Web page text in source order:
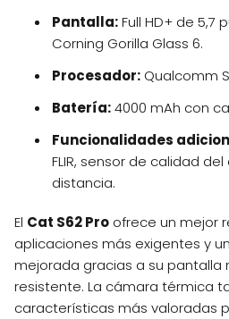
Pantalla:Full HD+ de 5,7
Corning Gorilla Glass 6.
Procesador: Qualcomm
Batería:4000 mAh con
Funcionalidades
FLIR, sensor de calidad
distancia.
El Cat S62 Pro ofrece un mejor
aplicaciones más exigentes y
mejorada gracias a su pantalla
resistente. La cámara térmica
características más valoradas